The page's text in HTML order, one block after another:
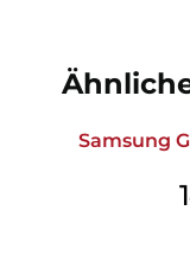
Samsung